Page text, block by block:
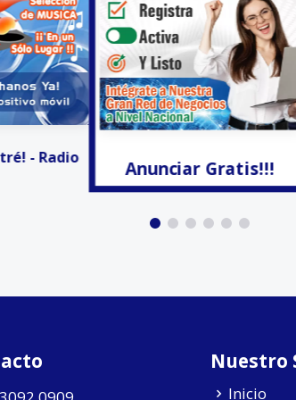
Invitaciones Digitales
Nuestro
Inicio